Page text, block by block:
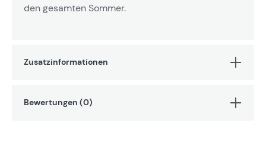
den gesamten Sommer.
Zusatzinformationen
Bewertungen (0)